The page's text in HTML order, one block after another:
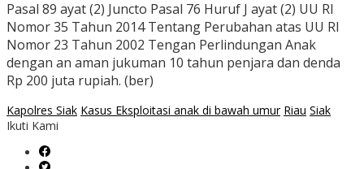
Pasal 89 ayat (2) Juncto Pasal 76 Huruf J ayat (2) UU RI
Nomor 35 Tahun 2014 Tentang Perubahan atas UU RI
Nomor 23 Tahun 2002 Tengan Perlindungan Anak
dengan an aman jukuman 10 tahun penjara dan denda
Rp 200 juta rupiah. (ber)
Kapolres Siak Kasus Eksploitasi anak di bawah umur Riau Siak
Ikuti Kami